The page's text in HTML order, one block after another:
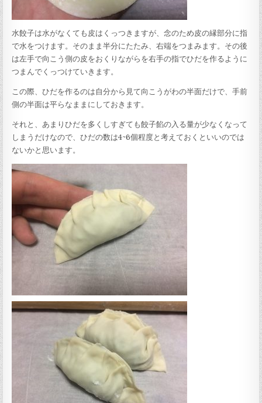
水餃子は水がなくても皮はくっつきますが、念のため皮の縁部分に指
で水をつけます。そのまま半分にたたみ、右端をつまみます。その後
は左手で向こう側の皮をおくりながらを右手の指でひだを作るように
つまんでくっつけていきます。
この際、ひだを作るのは自分から見て向こうがわの半面だけで、手前
側の半面は平らなままにしておきます。
それと、あまりひだを多くしすぎても餃子餡の入る量が少なくなって
しまうだけなので、ひだの数は4~6個程度と考えておくといいのでは
ないかと思います。